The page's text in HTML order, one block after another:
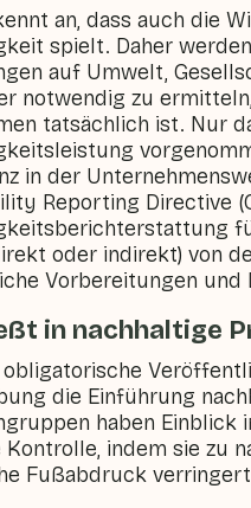
an, dass auch die
spielt. Daher
auf Umwelt,
notwendig zu
tatsächlich ist. Nur
in der
Reporting Directive
oder indirekt) von
Vorbereitungen
in nachhaltige
die Einführung
haben
Kontrolle, indem sie zu
Fußabdruck